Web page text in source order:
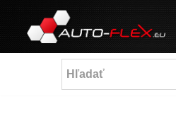
Prejsť
na